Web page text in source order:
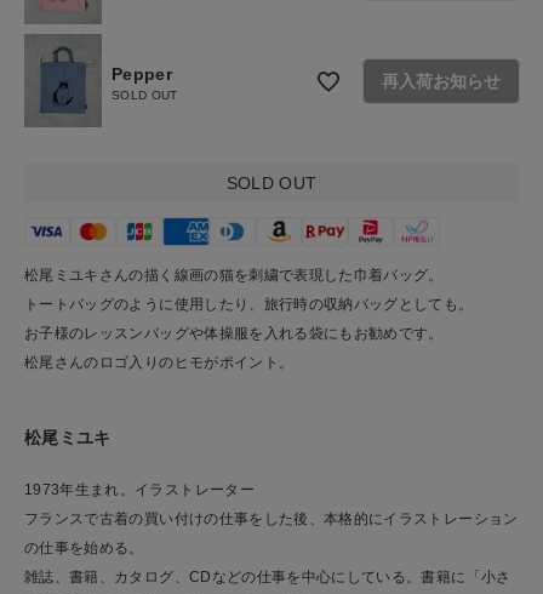
ショップリスト
Pepper
SOLD OUT
再入荷お知らせ
SOLD OUT
松尾ミユキさんの描く線画の猫を刺繍で表現した巾着バッグ。
トートバッグのように使用したり、旅行時の収納バッグとしても。
お子様のレッスンバッグや体操服を入れる袋にもお勧めです。
松尾さんのロゴ入りのヒモがポイント。
松尾ミユキ
1973年生まれ。イラストレーター
フランスで古着の買い付けの仕事をした後、本格的にイラストレーション
の仕事を始める。
雑誌、書籍、カタログ、CDなどの仕事を中心にしている。書籍に「小さ